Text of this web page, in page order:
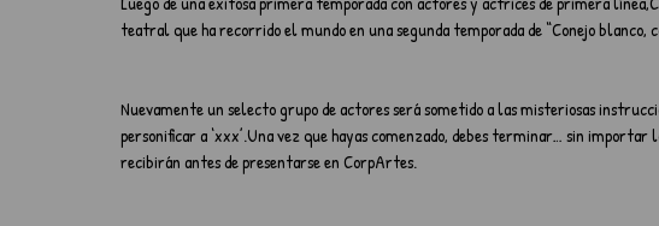
teatral que ha recorrido el mundo en una segunda temporada de “Conejo blanco,
Nuevamente un selecto grupo de actores será sometido a las misteriosas
personificar a ‘xxx’.Una vez que hayas comenzado, debes terminar… sin importar
recibirán antes de presentarse en CorpArtes.